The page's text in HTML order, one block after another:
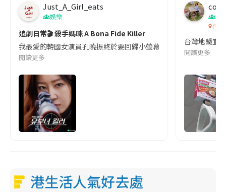
Just_A_Girl_eats
娛樂
追劇日常🎬 殺手媽咪 A Bona Fide Killer
我最愛的韓國女演員孔曉振終於要回歸小螢幕啦!這次的劇本改編
閱讀更多
co
吹
台灣
台灣地鐵宣
閱讀更多
港生活人氣好去處